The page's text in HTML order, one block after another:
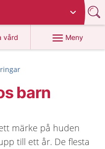
vård
1177.se
Meny
barn
märke på huden
till ett år. De flesta